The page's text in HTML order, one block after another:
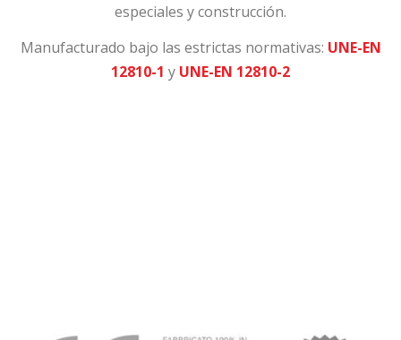
especiales y construcción.
Manufacturado bajo las estrictas normativas: UNE-EN
12810-1 y UNE-EN 12810-2